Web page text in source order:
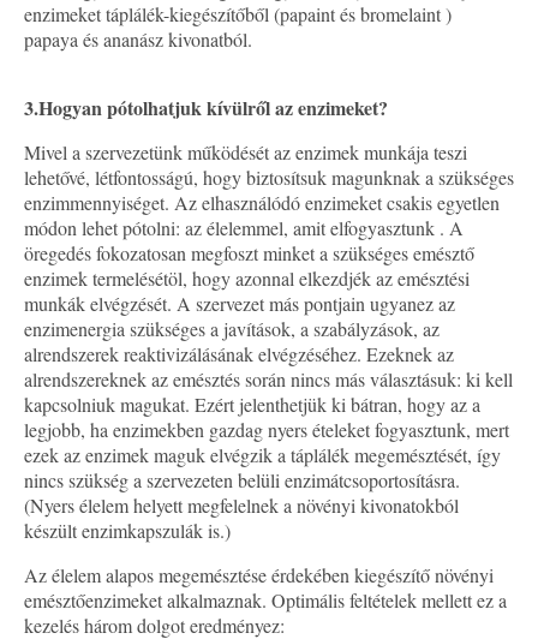
enzimeket táplálék-kiegészítőből (papaint és bromelaint )
papaya és ananász kivonatból.
3.Hogyan pótolhatjuk kívülről az enzimeket?
Mivel a szervezetünk működését az enzimek munkája teszi
lehetővé, létfontosságú, hogy biztosítsuk magunknak a szükséges
enzimmennyiséget. Az elhasználódó enzimeket csakis egyetlen
módon lehet pótolni: az élelemmel, amit elfogyasztunk . A
öregedés fokozatosan megfoszt minket a szükséges emésztő
enzimek termelésétöl, hogy azonnal elkezdjék az emésztési
munkák elvégzését. A szervezet más pontjain ugyanez az
enzimenergia szükséges a javítások, a szabályzások, az
alrendszerek reaktivizálásának elvégzéséhez. Ezeknek az
alrendszereknek az emésztés során nincs más választásuk: ki kell
kapcsolniuk magukat. Ezért jelenthetjük ki bátran, hogy az a
legjobb, ha enzimekben gazdag nyers ételeket fogyasztunk, mert
ezek az enzimek maguk elvégzik a táplálék megemésztését, így
nincs szükség a szervezeten belüli enzimátcsoportosításra.
(Nyers élelem helyett megfelelnek a növényi kivonatokból
készült enzimkapszulák is.)
Az élelem alapos megemésztése érdekében kiegészítő növényi
emésztőenzimeket alkalmaznak. Optimális feltételek mellett ez a
kezelés három dolgot eredményez: